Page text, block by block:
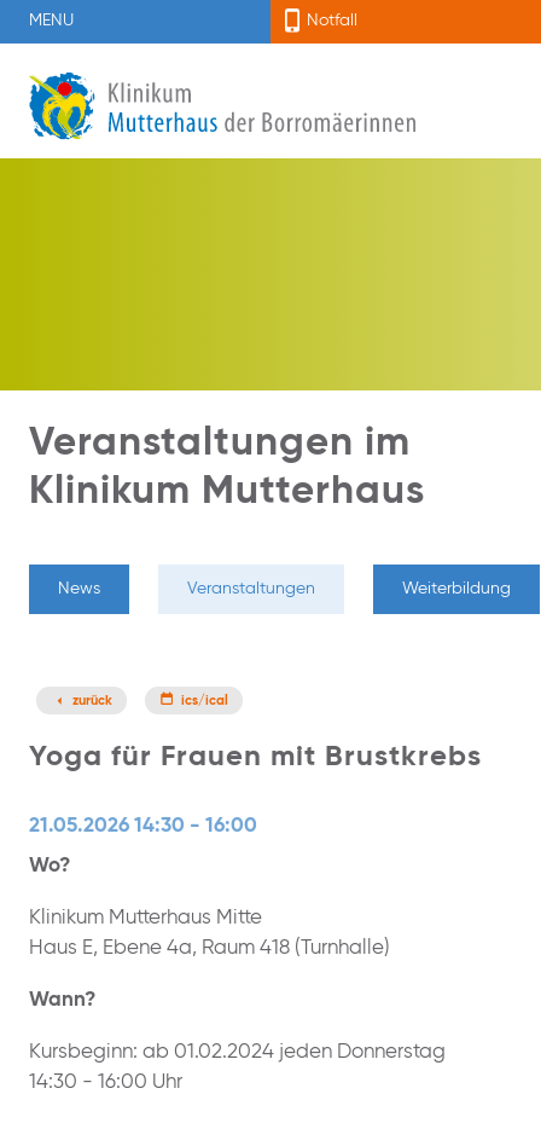
MENU Notfall
Veranstaltungen im
Klinikum Mutterhaus
News Veranstaltungen Weiterbildung
Yoga für Frauen mit Brustkrebs
21.05.2026 14:30 - 16:00
Wo?
Klinikum Mutterhaus Mitte
Haus E, Ebene 4a, Raum 418 (Turnhalle)
Wann?
Kursbeginn: ab 01.02.2024 jeden Donnerstag
14:30 - 16:00 Uhr
zurück ics/ical